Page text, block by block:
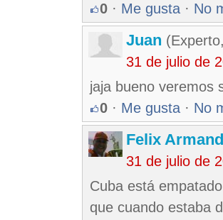
0 · Me gusta · No
Juan
31 de julio de
jaja bueno veremos
0 · Me gusta · No
Felix
31 de julio de
Cuba está
que cuando estaba